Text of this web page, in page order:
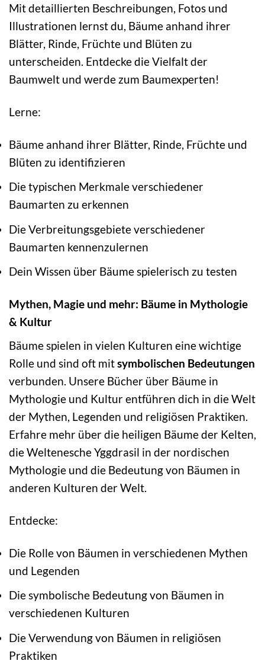
Mit detaillierten Beschreibungen, Fotos und
Illustrationen lernst du, Bäume anhand ihrer
Blätter, Rinde, Früchte und Blüten zu
unterscheiden. Entdecke die Vielfalt der
Baumwelt und werde zum Baumexperten!
Lerne:
Bäume anhand ihrer Blätter, Rinde, Früchte und
Blüten zu identifizieren
Die typischen Merkmale verschiedener
Baumarten zu erkennen
Die Verbreitungsgebiete verschiedener
Baumarten kennenzulernen
Dein Wissen über Bäume spielerisch zu testen
Mythen, Magie und mehr: Bäume in Mythologie
& Kultur
Bäume spielen in vielen Kulturen eine wichtige
Rolle und sind oft mitsymbolischen Bedeutungen
verbunden. Unsere Bücher über Bäume in
Mythologie und Kultur entführen dich in die Welt
der Mythen, Legenden und religiösen Praktiken.
Erfahre mehr über die heiligen Bäume der Kelten,
die Weltenesche Yggdrasil in der nordischen
Mythologie und die Bedeutung von Bäumen in
anderen Kulturen der Welt.
Entdecke:
Die Rolle von Bäumen in verschiedenen Mythen
und Legenden
Die symbolische Bedeutung von Bäumen in
verschiedenen Kulturen
Die Verwendung von Bäumen in religiösen
Praktiken